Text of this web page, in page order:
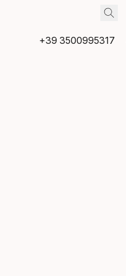
+39 3500995317